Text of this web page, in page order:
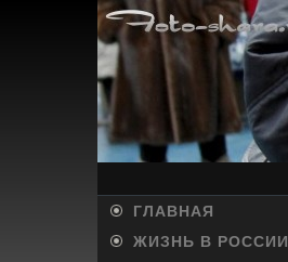
ГЛАВНАЯ
ЖИЗНЬ В РОССИИ